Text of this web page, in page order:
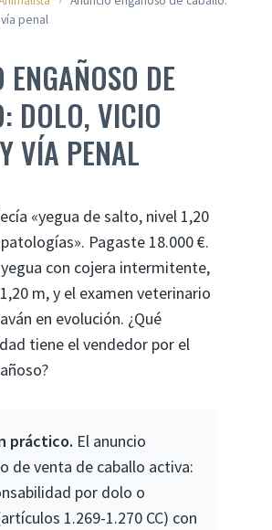
penal
DE
DOLO, VICIO
VÍA PENAL
«yegua de salto, nivel 1,20
Pagaste 18.000 €.
con cojera intermitente,
m, y el examen veterinario
en evolución. ¿Qué
tiene el vendedor por el
práctico. El anuncio
de venta de caballo activa:
por dolo o
1.269-1.270 CC) con